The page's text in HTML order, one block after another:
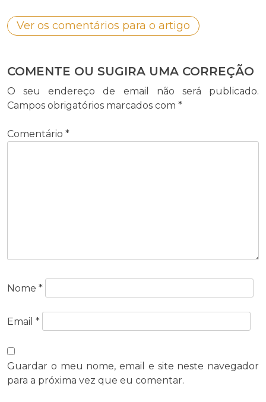
Ver os comentários para o artigo
COMENTE OU SUGIRA UMA CORREÇÃO
O seu endereço de email não será publicado.
Campos obrigatórios marcados com *
Comentário *
Nome *
Email *
Guardar o meu nome, email e site neste navegador
para a próxima vez que eu comentar.